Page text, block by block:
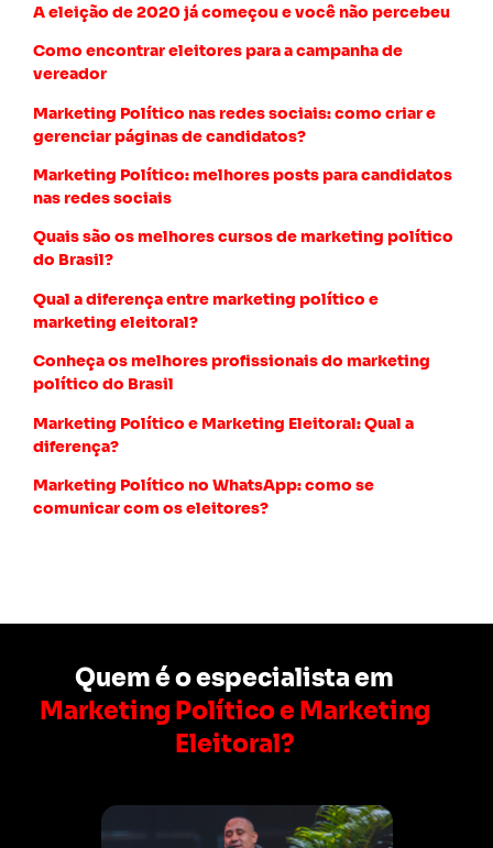
A eleição de 2020 já começou e você não percebeu
Como encontrar eleitores para a campanha de
vereador
Marketing Político nas redes sociais: como criar e
gerenciar páginas de candidatos?
Marketing Político: melhores posts para candidatos
nas redes sociais
Quais são os melhores cursos de marketing político
do Brasil?
Qual a diferença entre marketing político e
marketing eleitoral?
Conheça os melhores profissionais do marketing
político do Brasil
Marketing Político e Marketing Eleitoral: Qual a
diferença?
Marketing Político no WhatsApp: como se
comunicar com os eleitores?
Quem é o especialista em
Marketing Político e Marketing
Eleitoral?